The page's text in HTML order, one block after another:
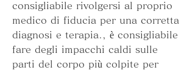
consigliabile rivolgersi al proprio
medico di fiducia per una corretta
diagnosi e terapia., è consigliabile
fare degli impacchi caldi sulle
parti del corpo più colpite per